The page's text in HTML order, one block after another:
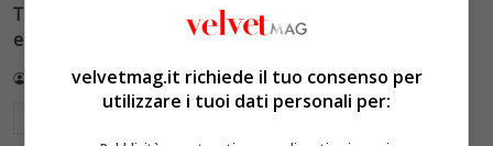
Tim Battiti Live 2026: la prima puntata tra assenti
eccellenti e polemiche social
Redazione VelvetMAG 14 Luglio 2026
velvetmag.it richiede il tuo consenso per
utilizzare i tuoi dati personali per: